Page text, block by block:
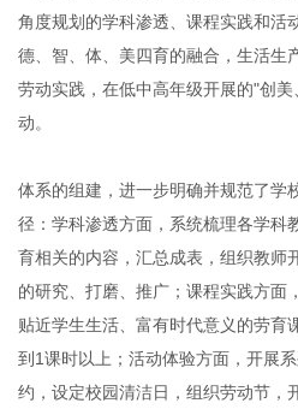
角度规划的学科渗透、课程实践和活
德、智、体、美四育的融合，生活生
劳动实践，在低中高年级开展的"创
动。
体系的组建，进一步明确并规范了学
径：学科渗透方面，系统梳理各学科
育相关的内容，汇总成表，组织教师
的研究、打磨、推广；课程实践方面
贴近学生生活、富有时代意义的劳育
到1课时以上；活动体验方面，开展
约，设定校园清洁日，组织劳动节，